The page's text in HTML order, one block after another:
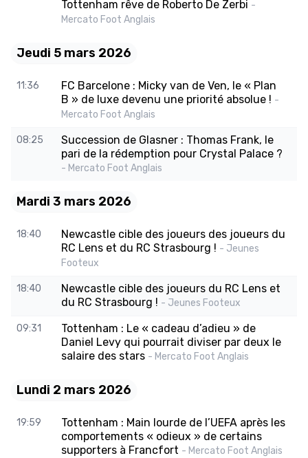
Tottenham rêve de Roberto De Zerbi -
Mercato Foot Anglais
Jeudi 5 mars 2026
11:36
FC Barcelone : Micky van de Ven, le « Plan
B » de luxe devenu une priorité absolue ! -
Mercato Foot Anglais
08:25
Succession de Glasner : Thomas Frank, le
pari de la rédemption pour Crystal Palace ?
- Mercato Foot Anglais
Mardi 3 mars 2026
18:40
Newcastle cible des joueurs des joueurs du
RC Lens et du RC Strasbourg ! - Jeunes
Footeux
18:40
Newcastle cible des joueurs du RC Lens et
du RC Strasbourg ! - Jeunes Footeux
09:31
Tottenham : Le « cadeau d’adieu » de
Daniel Levy qui pourrait diviser par deux le
salaire des stars - Mercato Foot Anglais
Lundi 2 mars 2026
19:59
Tottenham : Main lourde de l’UEFA après les
comportements « odieux » de certains
supporters à Francfort - Mercato Foot Anglais